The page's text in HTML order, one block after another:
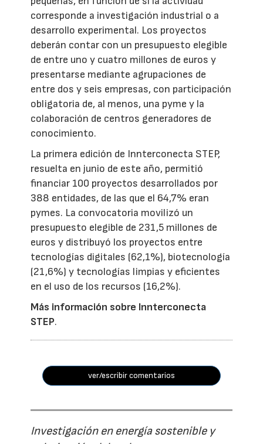
corresponde a investigación industrial o a
desarrollo experimental. Los proyectos
deberán contar con un presupuesto elegible
de entre uno y cuatro millones de euros y
presentarse mediante agrupaciones de
entre dos y seis empresas, con participación
obligatoria de, al menos, una pyme y la
colaboración de centros generadores de
conocimiento.
La primera edición de Innterconecta STEP,
resuelta en junio de este año, permitió
financiar 100 proyectos desarrollados por
388 entidades, de las que el 64,7% eran
pymes. La convocatoria movilizó un
presupuesto elegible de 231,5 millones de
euros y distribuyó los proyectos entre
tecnologías digitales (62,1%), biotecnología
(21,6%) y tecnologías limpias y eficientes
en el uso de los recursos (16,2%).
Más información sobre Innterconecta
STEP.
ver/escribir comentarios
Investigación en energía sostenible y